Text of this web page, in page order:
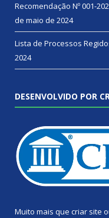
Recomendação Nº 001-
de maio de 2024
Lista de Processos
2024
DESENVOLVIDO POR
Muito mais que criar site